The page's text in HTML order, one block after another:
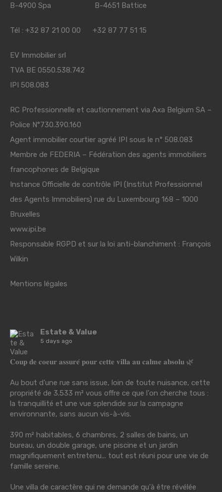
B-4900 Spa B-4651 Battice
Tél : +32 87 21 00 00 +32 87 77 51 15
EV Immobilier srl
TVA BE 0550.538.742
IPI 508.083
RC Professionnelle et cautionnement via Axa Belgium SA –
Police N°730.390.160
Agent immobilier courtier agréé IPI sous le n° 508.083
Membre de FEDERIA – Fédération des agents immobiliers
francophones de Belgique
Instance Officielle de contrôle IPI (Institut Professionnel
des Agents Immobiliers) rue du Luxembourg 168 – 1000
Bruxelles
www.ipi.be
Responsable RGPD et sur la loi anti-blanchiment : François
Wilkin
Mentions légales
Estate & Value
5 days ago
𝐂𝐨𝐮𝐩 𝐝𝐞 𝐜𝐨𝐞𝐮𝐫 𝐚𝐬𝐬𝐮𝐫𝐞́ 𝐩𝐨𝐮𝐫 𝐜𝐞𝐭𝐭𝐞 𝐯𝐢𝐥𝐥𝐚 𝐚𝐮 𝐜𝐚𝐥𝐦𝐞 𝐚𝐛𝐬𝐨𝐥𝐮 🌿
Au bout d'une rue sans issue, loin de toute nuisance, cette
propriété de 3.533 m² vous offre ce que l'on cherche tous :
la tranquillité et une vue splendide sur la campagne
environnante, sans aucun vis-à-vis.
390 m² habitables, 6 chambres, 2 salles de bains, un
bureau, un double garage, une piscine et un jardin
magnifiquement entretenu... tout est réuni pour une vie de
famille sereine.
Une villa de caractère qui ne demande qu'à être révélée